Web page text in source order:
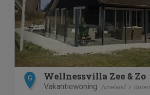
G Wellnessvilla Zee & Zo
Vakantiewoning Ameland Buren